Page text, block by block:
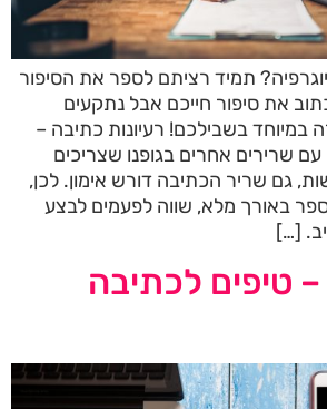
תמיד רציתם לספר את הסיפור
את סיפור חייכם אבל נתקעים
בשבילכם! רעיונות כתיבה –
עם שרירים אחרים בגופנו שצריכים
גם שריר הכתיבה דורש אימון. לכן,
באורך מלא, שווה לפעמים לבצע
[…]
טיפים לכתיבה